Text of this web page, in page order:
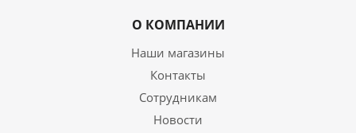
О КОМПАНИИ
Наши магазины
Контакты
Сотрудникам
Новости